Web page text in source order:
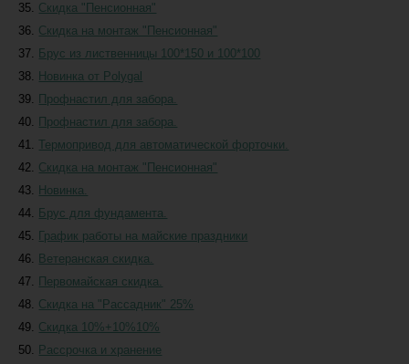
Скидка "Пенсионная"
Скидка на монтаж "Пенсионная"
Брус из лиственницы 100*150 и 100*100
Новинка от Polygal
Профнастил для забора.
Профнастил для забора.
Термопривод для автоматической форточки.
Скидка на монтаж "Пенсионная"
Новинка.
Брус для фундамента.
График работы на майские праздники
Ветеранская скидка.
Первомайская скидка.
Скидка на "Рассадник" 25%
Скидка 10%+10%10%
Рассрочка и хранение